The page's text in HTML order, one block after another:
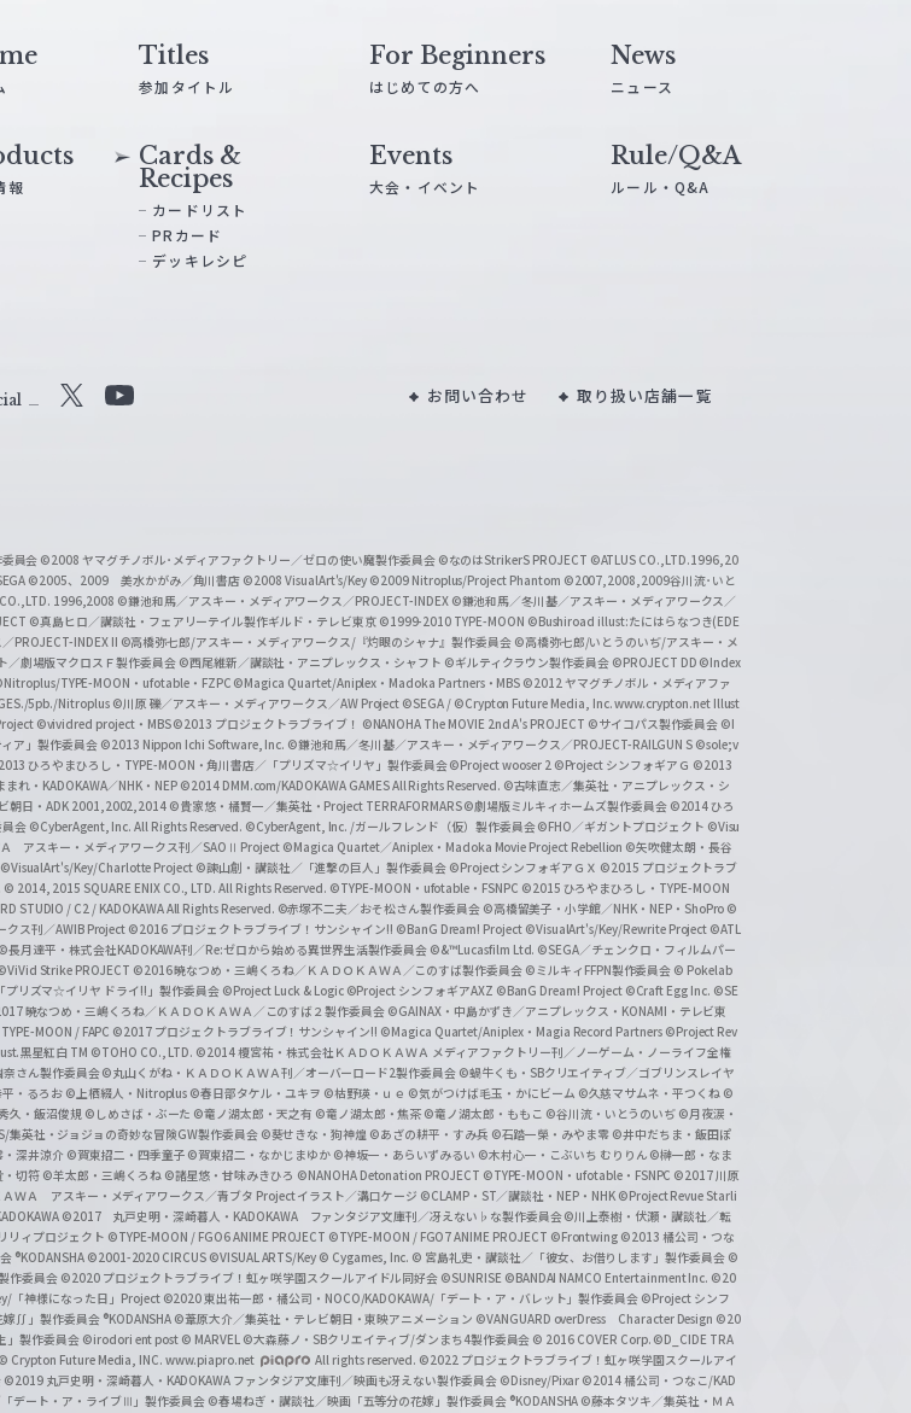
Titles
参加タイトル
For Beginners
はじめての方へ
News
ニュース
報
Cards &
Recipes
カードリスト
PRカード
デッキレシピ
Events
大会・イベント
Rule/Q&A
ルール・Q&A
b
e
O
f
f
i
c
i
a
l
C
h
a
n
n
e
l
お問い合わせ 取り扱い店舗一覧
員会 ©2008 ヤマグチノボル･メディアファクトリー／ゼロの使い魔製作委員会 ©なのはStrikerS PROJECT ©ATLUS CO.,LTD.1996,20
©2005、2009 美水かがみ／角川書店 ©2008 VisualArt's/Key ©2009 Nitroplus/Project Phantom ©2007,2008,2009谷川流･いと
1996,2008 ©鎌池和馬／アスキー・メディアワークス／PROJECT-INDEX ©鎌池和馬／冬川基／アスキー・メディアワークス／
©真島ヒロ／講談社・フェアリーテイル製作ギルド・テレビ東京 ©1999-2010 TYPE-MOON ©Bushiroad illust:たにはらなつき(EDE
PROJECT-INDEX II ©高橋弥七郎/アスキー・メディアワークス/『灼眼のシャナ』製作委員会 ©高橋弥七郎/いとうのいぢ/アスキー・メ
劇場版マクロスＦ製作委員会 ©西尾維新／講談社・アニプレックス・シャフト ©ギルティクラウン製作委員会 ©PROJECT DD ©Index
TYPE-MOON・ufotable・FZPC ©Magica Quartet/Aniplex・Madoka Partners・MBS ©2012 ヤマグチノボル・メディアファ
5pb./Nitroplus ©川原 礫／アスキー・メディアワークス／AW Project ©SEGA / ©Crypton Future Media, Inc. www.crypton.net Illust
©vividred project・MBS ©2013 プロジェクトラブライブ！ ©NANOHA The MOVIE 2nd A's PROJECT ©サイコパス製作委員会 ©I
ア」製作委員会 ©2013 Nippon Ichi Software, Inc. ©鎌池和馬／冬川基／アスキー・メディアワークス／PROJECT-RAILGUN S ©sole;v
ひろやまひろし・TYPE-MOON・角川書店／「プリズマ☆イリヤ」製作委員会©Project wooser 2 ©Project シンフォギアＧ ©2013
れ・KADOKAWA／NHK・NEP ©2014 DMM.com/KADOKAWA GAMES All Rights Reserved. ©古味直志／集英社・アニプレックス・シ
朝日・ADK 2001,2002,2014 ©貴家悠・橘賢一／集英社・Project TERRAFORMARS©劇場版ミルキィホームズ製作委員会 ©2014 ひろ
会 ©CyberAgent, Inc. All Rights Reserved. ©CyberAgent, Inc. /ガールフレンド（仮）製作委員会©FHO／ギガントプロジェクト ©Visu
アスキー・メディアワークス刊／SAOⅡ Project ©Magica Quartet／Aniplex・Madoka Movie Project Rebellion ©矢吹健太朗・長谷
©VisualArt's/Key/Charlotte Project ©諫山創・講談社／「進撃の巨人」製作委員会 ©Project シンフォギアＧＸ ©2015 プロジェクトラブ
© 2014, 2015 SQUARE ENIX CO., LTD. All Rights Reserved. ©TYPE-MOON・ufotable・FSNPC ©2015 ひろやまひろし・TYPE-MOON
STUDIO / C2 / KADOKAWA All Rights Reserved. ©赤塚不二夫／おそ松さん製作委員会 ©高橋留美子・小学館／NHK・NEP・ShoPro ©
ス刊／AWIB Project ©2016 プロジェクトラブライブ！サンシャイン!! ©BanG Dream! Project ©VisualArt's/Key/Rewrite Project ©ATL
©長月達平・株式会社KADOKAWA刊／Re:ゼロから始める異世界生活製作委員会 ©&™Lucasfilm Ltd. ©SEGA／チェンクロ・フィルムパー
Strike PROJECT ©2016 暁なつめ・三嶋くろね／ＫＡＤＯＫＡＷＡ／このすば製作委員会 ©ミルキィFFPN製作委員会 © Pokelab
プリズマ☆イリヤ ドライ!!」製作委員会 ©Project Luck & Logic ©Project シンフォギアAXZ ©BanG Dream! Project ©Craft Egg Inc. ©SE
暁なつめ・三嶋くろね／ＫＡＤＯＫＡＷＡ／このすば２製作委員会 ©GAINAX・中島かずき／アニプレックス・KONAMI・テレビ東
MOON / FAPC ©2017 プロジェクトラブライブ！サンシャイン!! ©Magica Quartet/Aniplex・Magia Record Partners ©Project Rev
黒星紅白 TM ©TOHO CO., LTD. ©2014 榎宮祐・株式会社ＫＡＤＯＫＡＷＡ メディアファクトリー刊／ノーゲーム・ノーライフ全権
さん製作委員会©丸山くがね・ＫＡＤＯＫＡＷＡ刊／オーバーロード2製作委員会 ©蝸牛くも・SBクリエイティブ／ゴブリンスレイヤ
・るろお ©上栖綴人・Nitroplus ©春日部タケル・ユキヲ ©枯野瑛・ｕｅ ©気がつけば毛玉・かにビーム ©久慈マサムネ・平つくね ©
久・飯沼俊規 ©しめさば・ぶーた ©竜ノ湖太郎・天之有 ©竜ノ湖太郎・焦茶 ©竜ノ湖太郎・ももこ ©谷川流・いとうのいぢ ©月夜涙・
集英社・ジョジョの奇妙な冒険GW製作委員会 ©葵せきな・狗神煌 ©あざの耕平・すみ兵 ©石踏一榮・みやま零 ©井中だちま・飯田ぽ
深井涼介 ©賀東招二・四季童子 ©賀東招二・なかじまゆか ©神坂一・あらいずみるい ©木村心一・こぶいち むりりん ©榊一郎・なま
切符 ©羊太郎・三嶋くろね ©諸星悠・甘味みきひろ ©NANOHA Detonation PROJECT ©TYPE-MOON・ufotable・FSNPC ©2017 川原
ＷＡ アスキー・メディアワークス／青ブタ Project イラスト／溝口ケージ ©CLAMP・ST／講談社・NEP・NHK ©Project Revue Starli
©2017 丸戸史明・深崎暮人・KADOKAWA ファンタジア文庫刊／冴えない♭な製作委員会©川上泰樹・伏瀬・講談社／転
リィプロジェクト ©TYPE-MOON / FGO6 ANIME PROJECT ©TYPE-MOON / FGO7 ANIME PROJECT ©Frontwing ©2013 橘公司・つな
®KODANSHA ©2001-2020 CIRCUS ©VISUAL ARTS/Key © Cygames, Inc. © 宮島礼吏・講談社／「彼女、お借りします」製作委員会 ©
作委員会 ©2020 プロジェクトラブライブ！虹ヶ咲学園スクールアイドル同好会 ©SUNRISE ©BANDAI NAMCO Entertainment Inc. ©20
「神様になった日」Project ©2020 東出祐一郎・橘公司・NOCO/KADOKAWA/「デート・ア・バレット」製作委員会 ©Project シンフ
∬」製作委員会 ®KODANSHA ©葦原大介／集英社・テレビ朝日・東映アニメーション ©VANGUARD overDress Character Design ©20
」製作委員会 ©irodori ent post © MARVEL ©大森藤ノ・SBクリエイティブ/ダンまち4製作委員会 © 2016 COVER Corp. ©D_CIDE TRA
Crypton Future Media, INC. www.piapro.net All rights reserved. ©2022 プロジェクトラブライブ！虹ヶ咲学園スクールアイ
©2019 丸戸史明・深崎暮人・KADOKAWA ファンタジア文庫刊／映画も冴えない製作委員会 ©Disney/Pixar ©2014 橘公司・つなこ/KAD
デート・ア・ライブⅢ」製作委員会 ©春場ねぎ・講談社／映画「五等分の花嫁」製作委員会 ®KODANSHA ©藤本タツキ／集英社・ＭＡ